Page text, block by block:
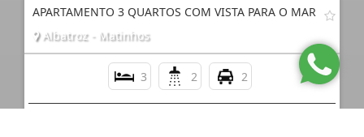
APARTAMENTO 3 QUARTOS COM VISTA PARA O MAR
Albatroz - Matinhos
3 2 2